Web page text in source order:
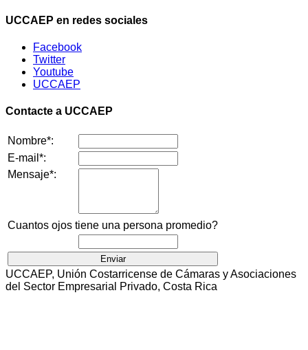
UCCAEP en redes sociales
Facebook
Twitter
Youtube
UCCAEP
Contacte a UCCAEP
Nombre*:
E-mail*:
Mensaje*:
Cuantos ojos tiene una persona promedio?
UCCAEP, Unión Costarricense de Cámaras y Asociaciones
del Sector Empresarial Privado, Costa Rica